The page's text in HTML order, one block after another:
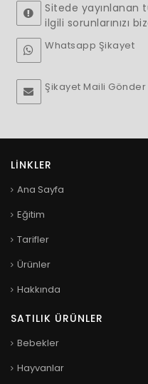
Sitede yayınlanan
ilgili sorunlarınızı
Whatsapp Şikayet
Şikayet Maili Gönder
LINKLER
Ana Sayfa
Eğitim
Tarifler
Ürünler
Hakkında
SATILIK ÜRÜNLER
Bebekler
Hayvanlar